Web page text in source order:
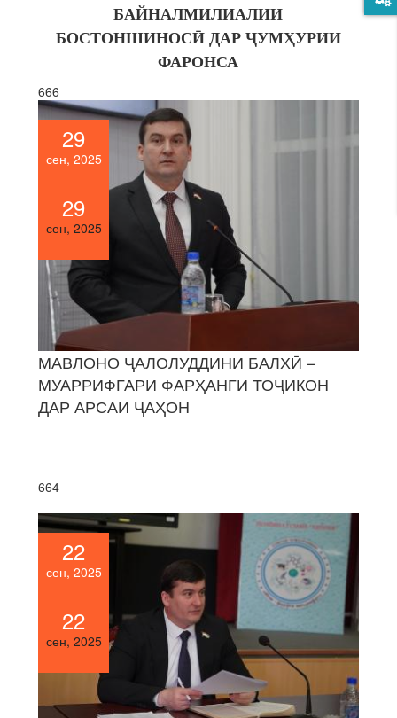
БАЙНАЛМИЛИАЛИИ
БОСТОНШИНОСӢ ДАР ҶУМҲУРИИ
ФАРОНСА
666
29
сен, 2025
29
сен, 2025
МАВЛОНО ҶАЛОЛУДДИНИ БАЛХӢ –
МУАРРИФГАРИ ФАРҲАНГИ ТОҶИКОН
ДАР АРСАИ ҶАҲОН
664
22
сен, 2025
22
сен, 2025